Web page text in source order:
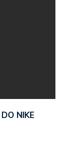
NIKE